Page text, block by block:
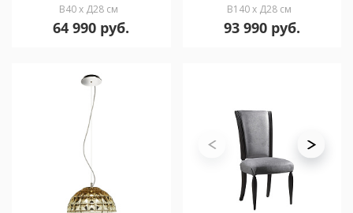
В40 x Д28 см
64 990 руб.
В140 x Д28 см
93 990 руб.